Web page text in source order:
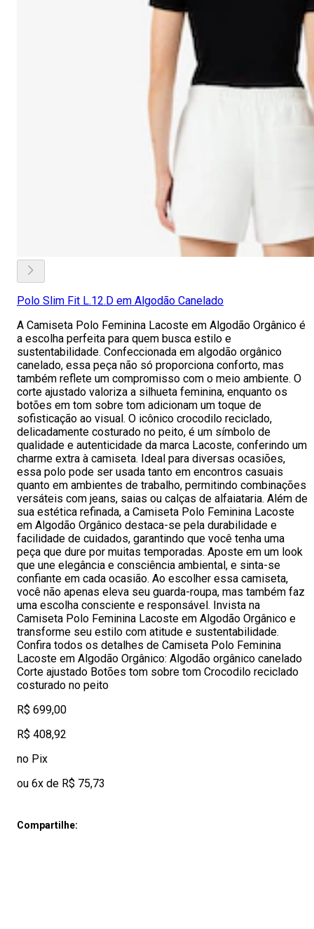
Polo Slim Fit L.12.D em Algodão Canelado
A Camiseta Polo Feminina Lacoste em Algodão Orgânico é
a escolha perfeita para quem busca estilo e
sustentabilidade. Confeccionada em algodão orgânico
canelado, essa peça não só proporciona conforto, mas
também reflete um compromisso com o meio ambiente. O
corte ajustado valoriza a silhueta feminina, enquanto os
botões em tom sobre tom adicionam um toque de
sofisticação ao visual. O icônico crocodilo reciclado,
delicadamente costurado no peito, é um símbolo de
qualidade e autenticidade da marca Lacoste, conferindo um
charme extra à camiseta. Ideal para diversas ocasiões,
essa polo pode ser usada tanto em encontros casuais
quanto em ambientes de trabalho, permitindo combinações
versáteis com jeans, saias ou calças de alfaiataria. Além de
sua estética refinada, a Camiseta Polo Feminina Lacoste
em Algodão Orgânico destaca-se pela durabilidade e
facilidade de cuidados, garantindo que você tenha uma
peça que dure por muitas temporadas. Aposte em um look
que une elegância e consciência ambiental, e sinta-se
confiante em cada ocasião. Ao escolher essa camiseta,
você não apenas eleva seu guarda-roupa, mas também faz
uma escolha consciente e responsável. Invista na
Camiseta Polo Feminina Lacoste em Algodão Orgânico e
transforme seu estilo com atitude e sustentabilidade.
Confira todos os detalhes de Camiseta Polo Feminina
Lacoste em Algodão Orgânico: Algodão orgânico canelado
Corte ajustado Botões tom sobre tom Crocodilo reciclado
costurado no peito
R$ 699,00
R$ 408,92
no Pix
ou 6x de R$ 75,73
Compartilhe: